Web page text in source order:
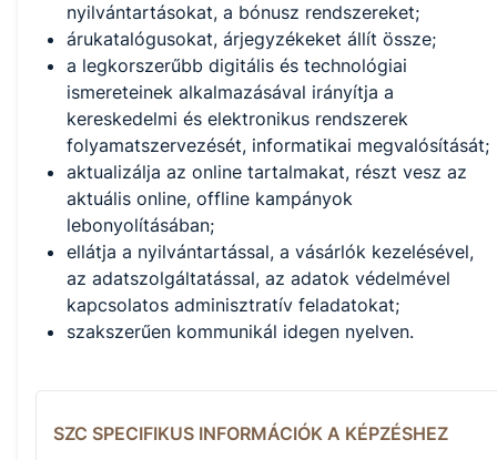
nyilvántartásokat, a bónusz rendszereket;
árukatalógusokat, árjegyzékeket állít össze;
a legkorszerűbb digitális és technológiai
ismereteinek alkalmazásával irányítja a
kereskedelmi és elektronikus rendszerek
folyamatszervezését, informatikai megvalósítását;
aktualizálja az online tartalmakat, részt vesz az
aktuális online, offline kampányok
lebonyolításában;
ellátja a nyilvántartással, a vásárlók kezelésével,
az adatszolgáltatással, az adatok védelmével
kapcsolatos adminisztratív feladatokat;
szakszerűen kommunikál idegen nyelven.
SZC SPECIFIKUS INFORMÁCIÓK A KÉPZÉSHEZ